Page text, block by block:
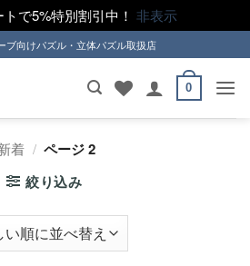
で5%特別割引中！ 非表示
ブ向けパズル・立体パズル取扱店
0
着 / ページ 2
絞り込み